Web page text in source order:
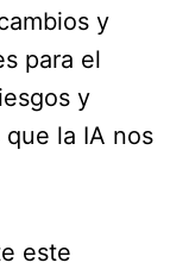
y
para el
y
la IA nos
este